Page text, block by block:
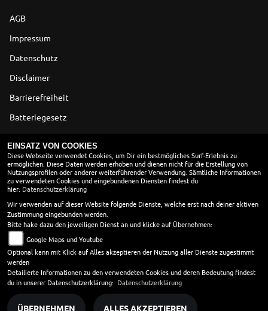
AGB
Impressum
Datenschutz
Disclaimer
Barrierefreiheit
Batteriegesetz
ÖFFNUNGSZEITEN
Montag:
09:00 - 12:00 und 13:00 - 18:00
Dienstag:
09:00 - 12:00 und 13:00 - 18:00
Mittwoch:
09:00 - 12:00 und 13:00 - 18:00
Donnerstag:
09:00 - 12:00 und 13:00 - 18:00
Freitag:
09:00 - 12:00 und 13:00 - 18:00
Samstag:
09:00 - 12:00
Sonntag:
geschlossen
EINSATZ VON COOKIES
Diese Webseite verwendet Cookies, um Dir ein bestmögliches Surf-Erlebnis zu
ermöglichen. Diese Daten werden erhoben und dienen nicht für die Erstellung von
Nutzungsprofilen oder anderer weiterführender Verwendung. Sämtliche Informationen
zu verwendeten Cookies und eingebundenen Diensten findest du
hier: Datenschutzerklärung
Wir verwenden auf dieser Website folgende Dienste, welche erst nach deiner aktiven
Zustimmung eingebunden werden.
Bitte hake dazu den jeweiligen Dienst an und klicke auf Übernehmen:
Google Maps und Youtube
Optional kann mit Klick auf Alles akzeptieren der Nutzung aller Dienste zugestimmt
werden
Detailierte Informationen zu den verwendeten Cookies und deren Bedeutung findest
du in unserer Datenschutzerklärung: Datenschutzerklärung
ÜBERNEHMEN ALLES AKZEPTIEREN